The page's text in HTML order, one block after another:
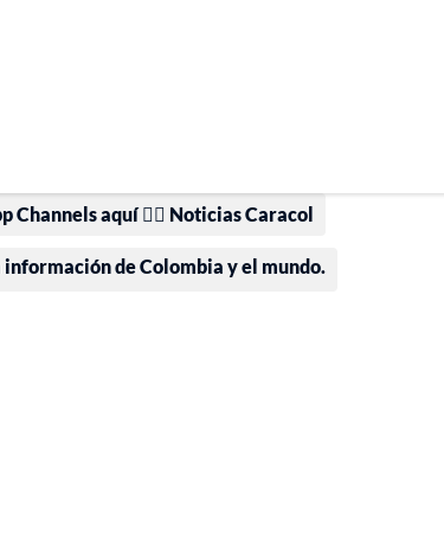
aquí 👉🏻 Noticias Caracol
de Colombia y el mundo.